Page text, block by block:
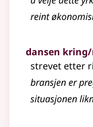
reint
dansen
strevet etter
bransjen er
situasjonen